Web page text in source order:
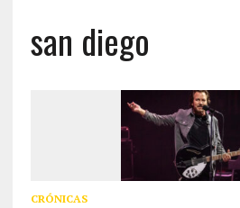
san diego
CRÓNICAS